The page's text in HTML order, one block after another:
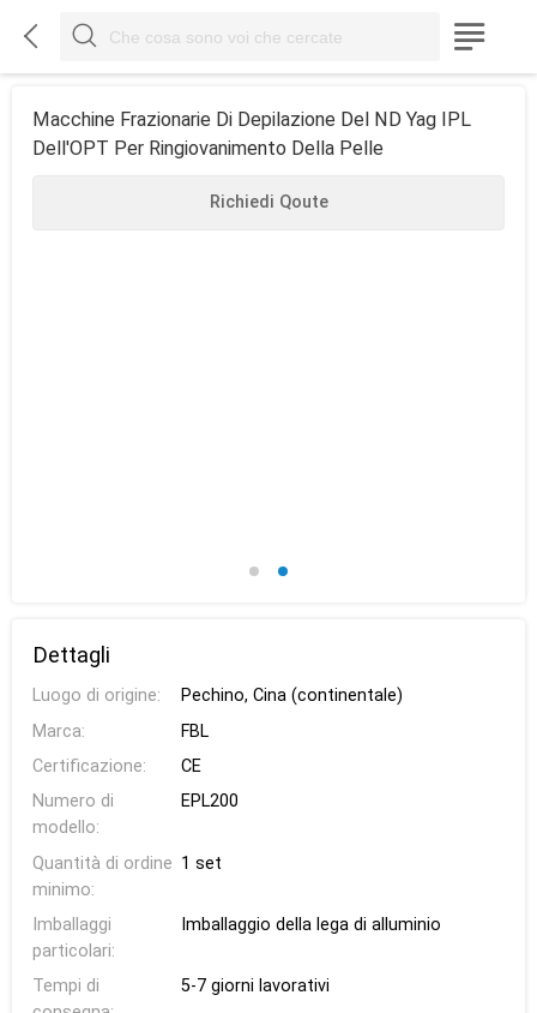
  
Macchine Frazionarie Di Depilazione Del ND Yag IPL
Dell'OPT Per Ringiovanimento Della Pelle
Richiedi Qoute
Dettagli
Luogo di origine:
Pechino, Cina (continentale)
Marca:
FBL
Certificazione:
CE
Numero di
modello:
EPL200
Quantità di ordine
minimo:
1 set
Imballaggi
particolari:
Imballaggio della lega di alluminio
Tempi di
5-7 giorni lavorativi